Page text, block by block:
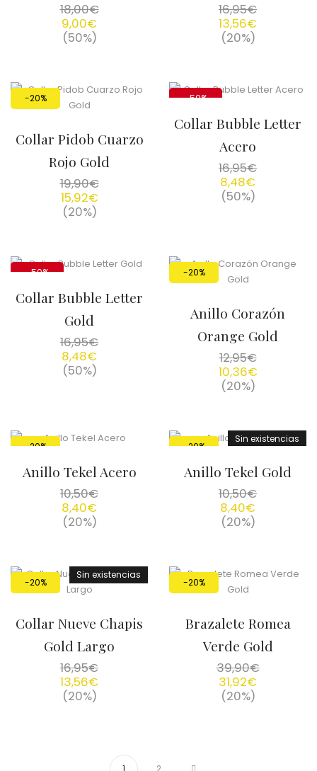
18,00€
9,00€
(50%)
16,95€
13,56€
(20%)
-20%
Collar Pidob Cuarzo
Rojo Gold
19,90€
15,92€
(20%)
-50%
Collar Bubble Letter
Acero
16,95€
8,48€
(50%)
-50%
Collar Bubble Letter
Gold
16,95€
8,48€
(50%)
-20%
Anillo Corazón
Orange Gold
12,95€
10,36€
(20%)
-20%
Anillo Tekel Acero
10,50€
8,40€
(20%)
Sin existencias
-20%
Anillo Tekel Gold
10,50€
8,40€
(20%)
Sin existencias
-20%
Collar Nueve Chapis
Gold Largo
16,95€
13,56€
(20%)
-20%
Brazalete Romea
Verde Gold
39,90€
31,92€
(20%)
1 2